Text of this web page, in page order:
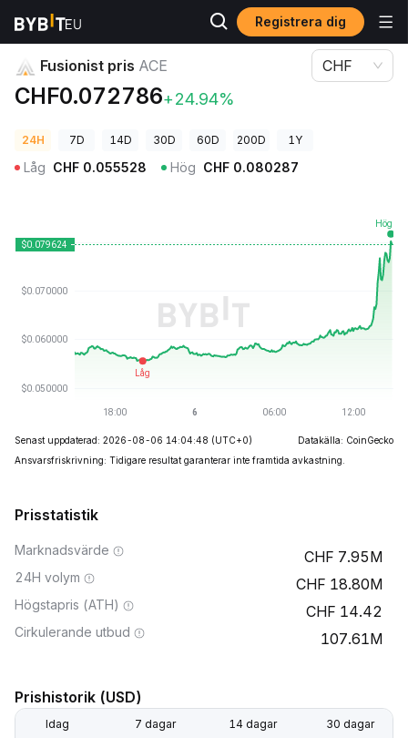
Registrera dig
Kryptopriser
Fusionist pris ACE
CHF0.072786+24.94%
CHF
24H 7D 14D 30D 60D 200D 1Y
Låg CHF 0.055528 Hög CHF 0.080287
Senast uppdaterad: 2026-08-06 14:04:48 (UTC+0)
Datakälla: CoinGecko
Ansvarsfriskrivning: Tidigare resultat garanterar inte framtida avkastning.
Prisstatistik
Marknadsvärde 7.95M
24H volym 18.80M
Högstapris (ATH) 14.42
Cirkulerande utbud 107.61M
Prishistorik (USD)
Idag 7 dagar 14 dagar 30 dagar